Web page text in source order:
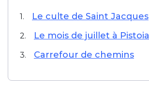
1. Le culte de Saint Jacques
2. Le mois de juillet à Pistoia
3. Carrefour de chemins